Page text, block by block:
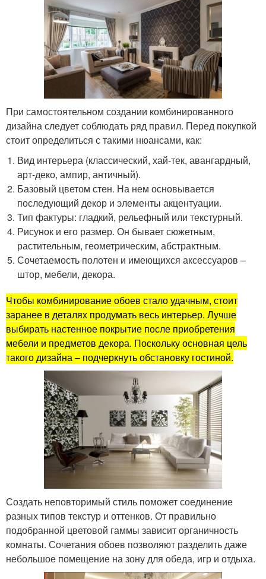
При самостоятельном создании комбинированного
дизайна следует соблюдать ряд правил. Перед покупкой
стоит определиться с такими нюансами, как:
Вид интерьера (классический, хай-тек, авангардный,
арт-деко, ампир, античный).
Базовый цветом стен. На нем основывается
последующий декор и элементы акцентуации.
Тип фактуры: гладкий, рельефный или текстурный.
Рисунок и его размер. Он бывает сюжетным,
растительным, геометрическим, абстрактным.
Сочетаемость полотен и имеющихся аксессуаров –
штор, мебели, декора.
Чтобы комбинирование обоев стало удачным, стоит
заранее в деталях продумать весь интерьер. Лучше
выбирать настенное покрытие после приобретения
мебели и предметов декора. Поскольку основная цель
такого дизайна – подчеркнуть обстановку гостиной.
Создать неповторимый стиль поможет соединение
разных типов текстур и оттенков. От правильно
подобранной цветовой гаммы зависит органичность
комнаты. Сочетания обоев позволяют разделить даже
небольшое помещение на зону для обеда, игр и отдыха.